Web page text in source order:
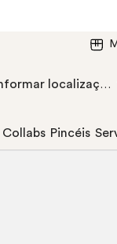
Informar localização
Collabs Pincéis